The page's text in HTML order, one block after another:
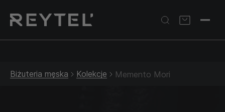
Biżuteria męska Kolekcje Memento Mori
Złota biżuteria: –30% | Do 31.08